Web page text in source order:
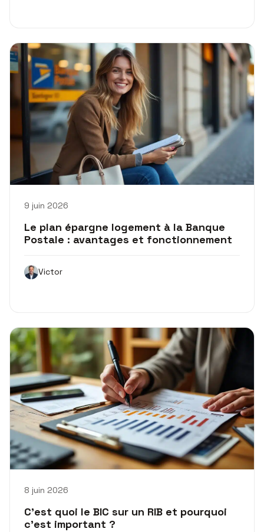
9 juin 2026
Le plan épargne logement à la Banque
Postale : avantages et fonctionnement
Victor
8 juin 2026
C’est quoi le BIC sur un RIB et pourquoi
c’est important ?